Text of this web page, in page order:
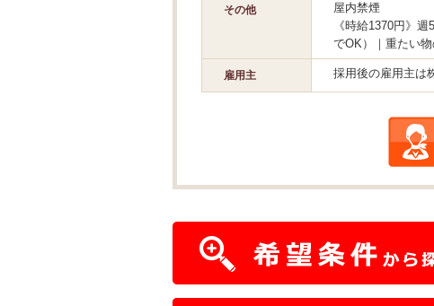
その他
屋内禁煙
《時給1370円》
でOK）｜重たい
雇用主 採用後の雇用主は